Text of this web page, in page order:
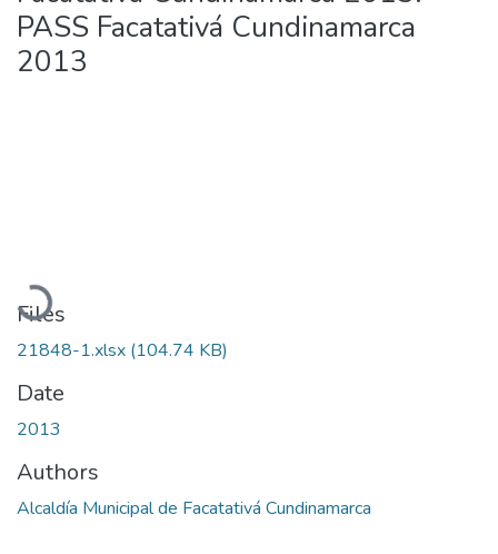
PASS Facatativá Cundinamarca
2013
Loading...
Files
21848-1.xlsx (104.74 KB)
Date
2013
Authors
Alcaldía Municipal de Facatativá Cundinamarca